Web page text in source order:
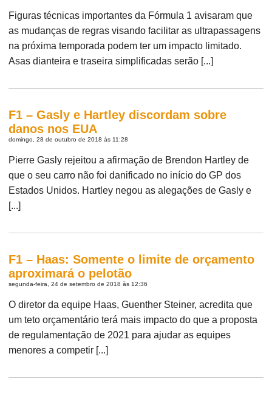
Figuras técnicas importantes da Fórmula 1 avisaram que
as mudanças de regras visando facilitar as ultrapassagens
na próxima temporada podem ter um impacto limitado.
Asas dianteira e traseira simplificadas serão [...]
F1 – Gasly e Hartley discordam sobre
danos nos EUA
domingo, 28 de outubro de 2018 às 11:28
Pierre Gasly rejeitou a afirmação de Brendon Hartley de
que o seu carro não foi danificado no início do GP dos
Estados Unidos. Hartley negou as alegações de Gasly e
[...]
F1 – Haas: Somente o limite de orçamento
aproximará o pelotão
segunda-feira, 24 de setembro de 2018 às 12:36
O diretor da equipe Haas, Guenther Steiner, acredita que
um teto orçamentário terá mais impacto do que a proposta
de regulamentação de 2021 para ajudar as equipes
menores a competir [...]